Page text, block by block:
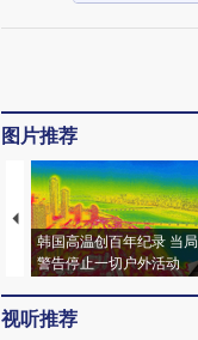
图片推荐
韩国高温创百年纪录 当局
警告停止一切户外活动
视听推荐